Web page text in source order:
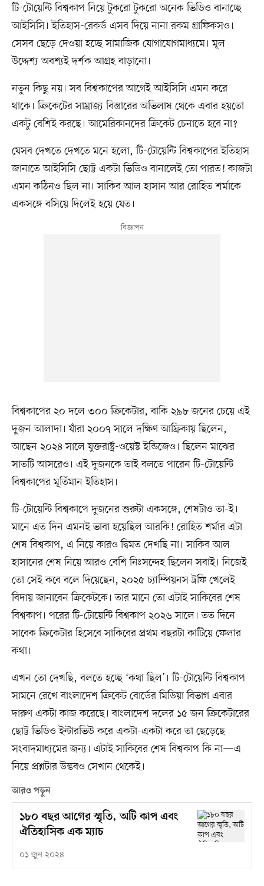
টি-টোয়েন্টি বিশ্বকাপ নিয়ে টুকরো টুকরো অনেক ভিডিও বানাচ্ছে
আইসিসি। ইতিহাস-রেকর্ড এসব দিয়ে নানা রকম গ্রাফিকসও।
সেসব ছেড়ে দেওয়া হচ্ছে সামাজিক যোগাযোগমাধ্যমে। মূল
উদ্দেশ্য অবশ্যই দর্শক আগ্রহ বাড়ানো।
নতুন কিছু নয়। সব বিশ্বকাপের আগেই আইসিসি এমন করে
থাকে। ক্রিকেটের সাম্রাজ্য বিস্তারের অভিলাষ থেকে এবার হয়তো
একটু বেশিই করছে। আমেরিকানদের ক্রিকেট চেনাতে হবে না?
যেসব দেখতে দেখতে মনে হলো, টি-টোয়েন্টি বিশ্বকাপের ইতিহাস
জানাতে আইসিসি ছোট্ট একটা ভিডিও বানালেই তো পারত! কাজটা
এমন কঠিনও ছিল না। সাকিব আল হাসান আর রোহিত শর্মাকে
একসঙ্গে বসিয়ে দিলেই হয়ে যেত।
বিশ্বকাপের ২০ দলে ৩০০ ক্রিকেটার, বাকি ২৯৮ জনের চেয়ে এই
দুজন আলাদা। যাঁরা ২০০৭ সালে দক্ষিণ আফ্রিকায় ছিলেন,
আছেন ২০২৪ সালে যুক্তরাষ্ট্র-ওয়েস্ট ইন্ডিজেও। ছিলেন মাঝের
সাতটি আসরেও। এই দুজনকে তাই বলতে পারেন টি-টোয়েন্টি
বিশ্বকাপের মূর্তিমান ইতিহাস।
টি-টোয়েন্টি বিশ্বকাপে দুজনের শুরুটা একসঙ্গে, শেষটাও তা-ই।
মানে এত দিন এমনই ভাবা হয়েছিল আরকি! রোহিত শর্মার এটা
শেষ বিশ্বকাপ, এ নিয়ে কারও দ্বিমত দেখছি না। সাকিব আল
হাসানের শেষ নিয়ে আরও বেশি নিঃসন্দেহ ছিলেন সবাই। নিজেই
তো সেই কবে বলে দিয়েছেন, ২০২৫ চ্যাম্পিয়নস ট্রফি খেলেই
বিদায় জানাবেন ক্রিকেটকে। তার মানে তো এটাই সাকিবের শেষ
বিশ্বকাপ। পরের টি-টোয়েন্টি বিশ্বকাপ ২০২৬ সালে। তত দিনে
সাবেক ক্রিকেটার হিসেবে সাকিবের প্রথম বছরটা কাটিয়ে ফেলার
কথা।
এখন তো দেখছি, বলতে হচ্ছে ‘কথা ছিল’। টি-টোয়েন্টি বিশ্বকাপ
সামনে রেখে বাংলাদেশ ক্রিকেট বোর্ডের মিডিয়া বিভাগ এবার
দারুণ একটা কাজ করেছে। বাংলাদেশ দলের ১৫ জন ক্রিকেটারের
ছোট্ট ভিডিও ইন্টারভিউ করে একটা-একটা করে তা ছেড়েছে
সংবাদমাধ্যমের জন্য। এটাই সাকিবের শেষ বিশ্বকাপ কি না—এ
নিয়ে প্রশ্নটার উদ্ভবও সেখান থেকেই।
আরও পড়ুন
১৮০ বছর আগের স্মৃতি, অটি কাপ এবং
ঐতিহাসিক এক ম্যাচ
০১ জুন ২০২৪